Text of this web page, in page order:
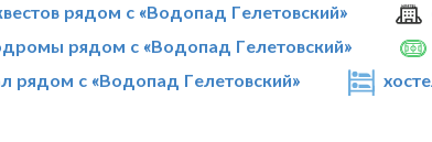
рядом с «Водопад Гелетовский»
рядом с «Водопад Гелетовский»
рядом с «Водопад Гелетовский»